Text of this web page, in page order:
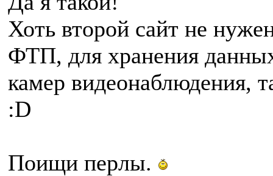
Хоть второй сайт не
ФТП, для хранения
камер видеонаблюдения,
:D
Поищи перлы.